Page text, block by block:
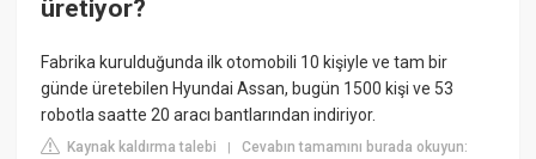
üretiyor?
Fabrika kurulduğunda ilk otomobili 10 kişiyle ve tam bir
günde üretebilen Hyundai Assan, bugün 1500 kişi ve 53
robotla saatte 20 aracı bantlarından indiriyor.
Kaynak kaldırma talebi |Cevabın tamamını burada okuyun: